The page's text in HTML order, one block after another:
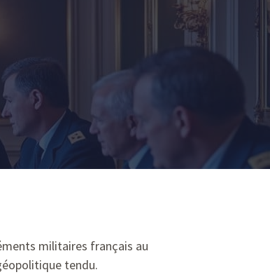
militaires français au
tendu.